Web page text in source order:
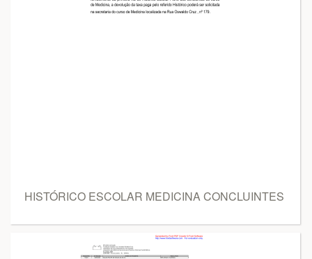
HISTÓRICO ESCOLAR MEDICINA CONCLUINTES